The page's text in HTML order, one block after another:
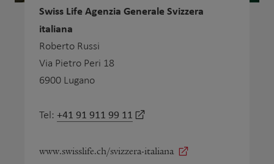
Swiss Life Agenzia Generale Svizzera
italiana
Roberto Russi
Via Pietro Peri 18
6900 Lugano
Tel: +41 91 911 99 11
www.swisslife.ch/svizzera-italiana